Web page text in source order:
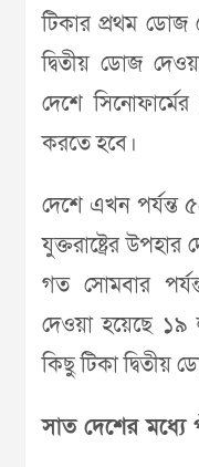
টিকার প্রথম ডোজ
দ্বিতীয় ডোজ
দেশে
করতে হবে।
দেশে এখন পর্যন্ত
যুক্তরাষ্ট্রের উপহার
গত সোমবার
দেওয়া হয়েছে ১৯
কিছু টিকা দ্বিতীয়
সাত দেশের মধ্যে